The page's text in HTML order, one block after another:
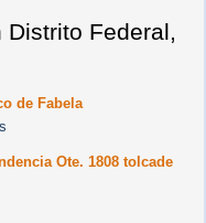
Federal,
de Fabela
Ote. 1808 tolcade